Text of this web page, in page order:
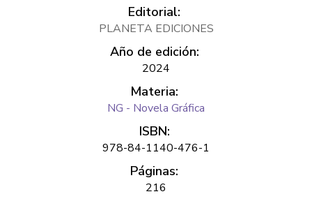
Editorial:
PLANETA EDICIONES
Año de edición:
2024
Materia:
NG - Novela Gráfica
ISBN:
978-84-1140-476-1
Páginas:
216